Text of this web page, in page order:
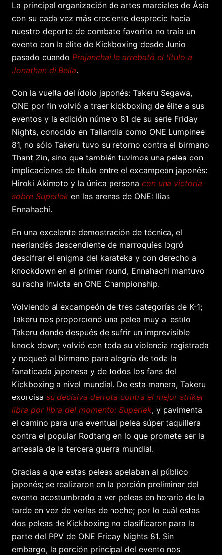
La principal organización de artes marciales de Ásia
con su cada vez más creciente desprecio hacia
nuestro deporte de combate favorito no traía un
evento con la élite de Kickboxing desde Junio
pasado cuando Prajanchai le arrebató el título a
Jonathan di Bella.
Con la vuelta del ídolo japonés: Takeru Segawa,
ONE por fin volvió a traer kickboxing de élite a sus
eventos y la edición número 81 de su serie Friday
Nights, conocido en Tailandia como ONE Lumpinee
81, no sólo Takeru tuvo su retorno contra el birmano
Thant Zin, sino que también tuvimos una pelea con
implicaciones de título entre el excampeón japonés:
Hiroki Akimoto y la única persona con una victoria
sobre Superlek en las arenas de ONE: Ilias
Ennahachi.
En una excelente demostración de técnica, el
neerlandés descendiente de marroquíes logró
descifrar el enigma del karateka y con derecho a
knockdown en el primer round, Ennahachi mantuvo
su racha invicta en ONE Championship.
Volviendo al excampeón de tres categorías de K-1;
Takeru nos proporcionó una pelea muy al estilo
Takeru donde después de sufrir un imprevisible
knock down; volvió con toda su violencia registrada
y noqueó al birmano para alegría de toda la
fanaticada japonesa y de todos los fans del
Kickboxing a nivel mundial. De esta manera, Takeru
exorcisa su decisiva derrota contra el mejor striker
libra por libra del momento: Superlek, y pavimenta
el camino para una eventual pelea súper taquillera
contra el popular Rodtang en lo que promete ser la
antesala de la tercera guerra mundial.
Gracias a que estas peleas apelaban al público
japonés; se realizaron en la porción preliminar del
evento acostumbrado a ver peleas en horario de la
tarde en vez de verlas de noche; por lo cuál estas
dos peleas de Kickboxing no clasificaron para la
parte del PPV de ONE Friday Nights 81. Sin
embargo, la porción principal del evento nos